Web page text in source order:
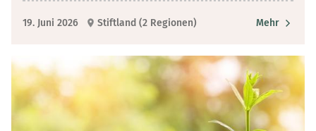
19. Juni 2026 Stiftland (2 Regionen) Mehr